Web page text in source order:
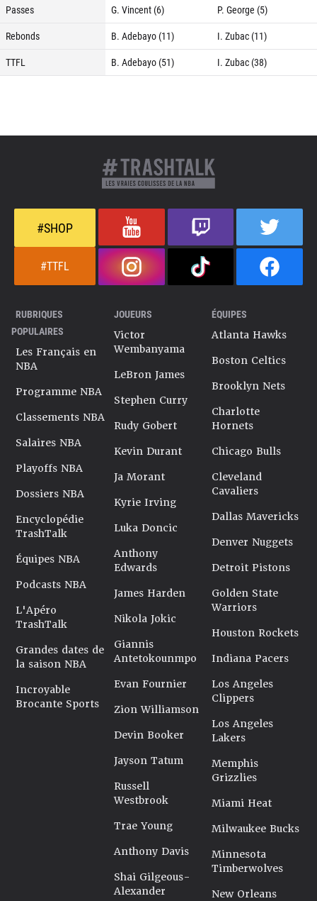
Passes
G. Vincent (6)
P. George (5)
Rebonds
B. Adebayo (11)
I. Zubac (11)
TTFL
B. Adebayo (51) I. Zubac (38)
#SHOP
#TTFL
RUBRIQUES
POPULAIRES
Les Français en
NBA
Programme NBA
Classements NBA
Salaires NBA
Playoffs NBA
Dossiers NBA
Encyclopédie
TrashTalk
Équipes NBA
Podcasts NBA
L'Apéro
TrashTalk
Grandes dates de
la saison NBA
Incroyable
Brocante Sports
JOUEURS
Victor
Wembanyama
LeBron James
Stephen Curry
Rudy Gobert
Kevin Durant
Ja Morant
Kyrie Irving
Luka Doncic
Anthony
Edwards
James Harden
Nikola Jokic
Giannis
Antetokounmpo
Evan Fournier
Zion Williamson
Devin Booker
Jayson Tatum
Russell
Westbrook
Trae Young
Anthony Davis
Shai Gilgeous-
Alexander
ÉQUIPES
Atlanta Hawks
Boston Celtics
Brooklyn Nets
Charlotte
Hornets
Chicago Bulls
Cleveland
Cavaliers
Dallas Mavericks
Denver Nuggets
Detroit Pistons
Golden State
Warriors
Houston Rockets
Indiana Pacers
Los Angeles
Clippers
Los Angeles
Lakers
Memphis
Grizzlies
Miami Heat
Milwaukee Bucks
Minnesota
Timberwolves
New Orleans